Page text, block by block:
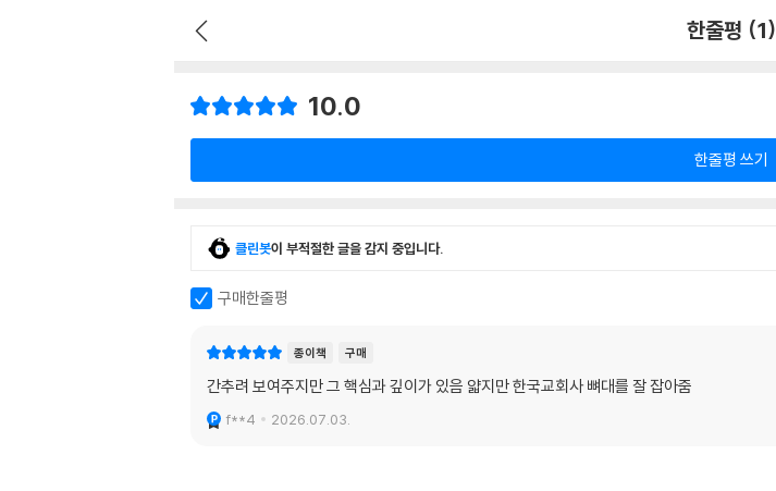
한줄평 (1)
10.0
한줄평 쓰기
클린봇이 부적절한 글을 감지 중입니다.
구매한줄평
종이책 구매
간추려 보여주지만 그 핵심과 깊이가 있음 얇지만 한국교회사 뼈대를 잘 잡아줌
f**4 2026.07.03.